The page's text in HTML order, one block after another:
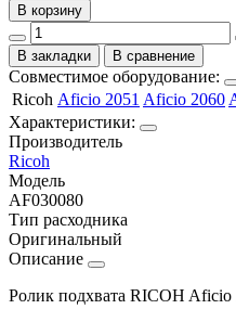
В корзину
В закладки В сравнение
Совместимое оборудование:
Ricoh Aficio 2051 Aficio 2060
Характеристики:
Производитель
Ricoh
Модель
AF030080
Тип расходника
Оригинальный
Описание
Ролик подхвата RICOH Aficio